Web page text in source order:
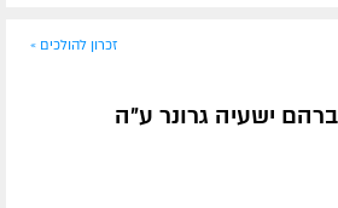
זכרון להולכים »
ישעיה גרונר ע״ה